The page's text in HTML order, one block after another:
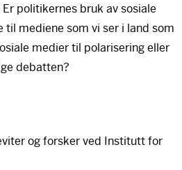
politikernes bruk av sosiale
mediene som vi ser i land som
medier til polarisering eller
debatten?
og forsker ved Institutt for